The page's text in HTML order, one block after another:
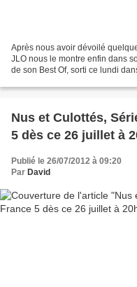
Après nous avoir dévoilé
JLO nous le montre enfin dans
de son Best Of, sorti ce lundi
Nus et Culottés,
5 dès ce 26 juillet à
Publié le 26/07/2012 à 09:20
Par David